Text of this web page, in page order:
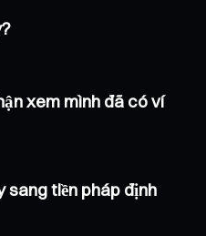
xem mình đã có ví
sang tiền pháp định